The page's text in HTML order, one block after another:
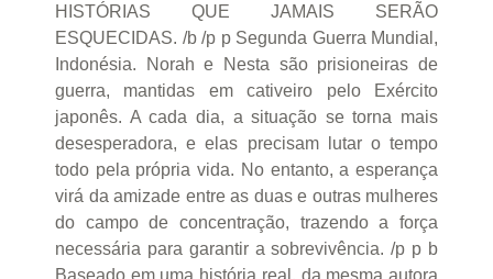
HISTÓRIAS QUE JAMAIS SERÃO
ESQUECIDAS. /b /p p Segunda Guerra Mundial,
Indonésia. Norah e Nesta são prisioneiras de
guerra, mantidas em cativeiro pelo Exército
japonês. A cada dia, a situação se torna mais
desesperadora, e elas precisam lutar o tempo
todo pela própria vida. No entanto, a esperança
virá da amizade entre as duas e outras mulheres
do campo de concentração, trazendo a força
necessária para garantir a sobrevivência. /p p b
Baseado em uma história real, da mesma autora